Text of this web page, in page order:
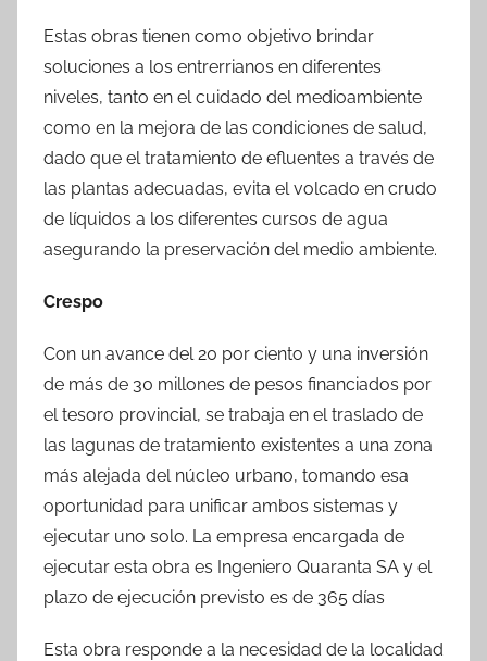
Estas obras tienen como objetivo brindar
soluciones a los entrerrianos en diferentes
niveles, tanto en el cuidado del medioambiente
como en la mejora de las condiciones de salud,
dado que el tratamiento de efluentes a través de
las plantas adecuadas, evita el volcado en crudo
de líquidos a los diferentes cursos de agua
asegurando la preservación del medio ambiente.
Crespo
Con un avance del 20 por ciento y una inversión
de más de 30 millones de pesos financiados por
el tesoro provincial, se trabaja en el traslado de
las lagunas de tratamiento existentes a una zona
más alejada del núcleo urbano, tomando esa
oportunidad para unificar ambos sistemas y
ejecutar uno solo. La empresa encargada de
ejecutar esta obra es Ingeniero Quaranta SA y el
plazo de ejecución previsto es de 365 días
Esta obra responde a la necesidad de la localidad